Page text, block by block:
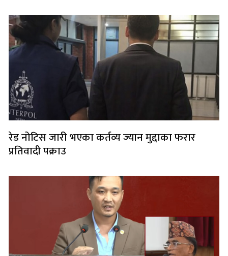
रेड नोटिस जारी भएका कर्तव्य ज्यान मुद्दाका फरार
प्रतिवादी पक्राउ